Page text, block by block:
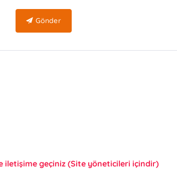
Gönder
iletişime geçiniz (Site yöneticileri içindir)